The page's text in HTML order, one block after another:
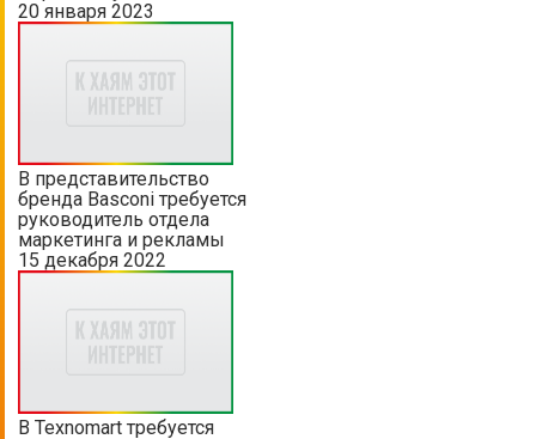
20 января 2023
В представительство
бренда Basconi требуется
руководитель отдела
маркетинга и рекламы
15 декабря 2022
В Texnomart требуется